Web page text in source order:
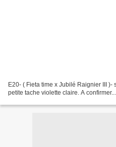
E20- ( Fieta time x Jubilé Raignier III )-
petite tache violette claire. A